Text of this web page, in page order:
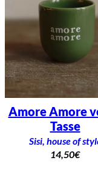
Amore Amore
Tasse
Sisi, house of
14,50€